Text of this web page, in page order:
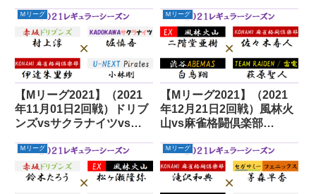
Ｍリーグ
【Mリーグ2021】（2021
年11月01日2回戦）ドリブ
ンズvsサクラナイツvs麻
Ｍリーグ
【Mリーグ2021】（2021
年12月21日2回戦）風林火
山vs麻雀格闘倶楽部
Ｍリーグ Ｍリーグ